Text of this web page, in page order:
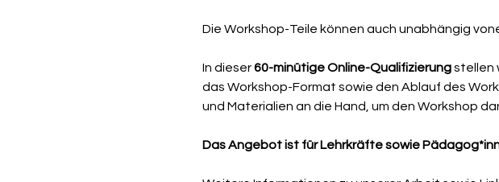
Die Workshop-Teile können auch unabhängig
In dieser 60-minütige Online-Qualifizierung stellen
das Workshop-Format sowie den Ablauf des
und Materialien an die Hand, um den Workshop
Das Angebot ist für Lehrkräfte sowie